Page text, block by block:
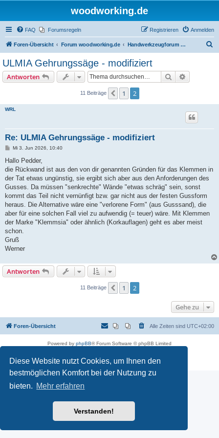
Diese Website nutzt Cookies, um Ihnen den
bestmöglichen Komfort bei der Nutzung zu
bieten. Mehr erfahren
Verstanden!
woodworking.de
FAQ Forumsregeln Anmelden
Registrieren
Foren-Übersicht Forum woodworking.de Handwerkzeugforum - das leise Forum
ULMIA Gehrungssäge - modifiziert
Antworten Suche
11 Beiträge Vorherige
1 2
WRL
Re: ULMIA Gehrungssäge - modifiziert
B
i
r
a
Mi 3. Jun 2026, 10:40
Hallo Pedder,
die Rückwand ist aus den von dir genannten Gründen für das Klemmen in
der Tat etwas ungünstig, sie ergibt sich aber aus den Anforderungen des
Gusses. Da müssen "senkrechte" Wände "etwas schräg" sein, sonst
kommt das Teil nicht vernünfigt bzw. gar nicht aus der festen Gussform
heraus. Die Alternative wäre eine "verlorene Form" (aus Gusssand), die
aber für eine solchen Fall viel zu aufwendig (= teuer) wäre. Mit Klemmen
der Marke "Klemmsia" oder ähnlich (Korkauflagen) geht es aber meist
schon.
Gruß
Werner
Antworten
11 Beiträge Vorherige
1 2
Gehe zu
Foren-Übersicht Alle Zeiten sind UTC+02:00
Powered by phpBB® Forum Software © phpBB Limited
Datenschutz|Nutzungsbedingungen